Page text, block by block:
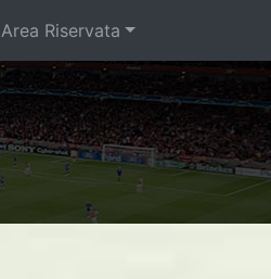
Area Riservata